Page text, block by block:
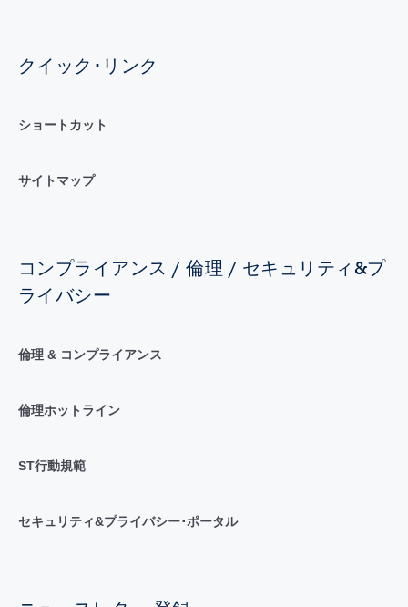
クイック･リンク
ショートカット
サイトマップ
コンプライアンス / 倫理 / セキュリティ&プ
ライバシー
倫理 & コンプライアンス
倫理ホットライン
ST行動規範
セキュリティ&プライバシー･ポータル